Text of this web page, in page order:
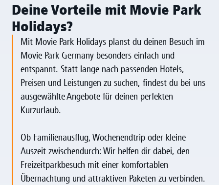
Deine Vorteile mit Movie Park
Holidays?
Mit Movie Park Holidays planst du deinen Besuch im
Movie Park Germany besonders einfach und
entspannt. Statt lange nach passenden Hotels,
Preisen und Leistungen zu suchen, findest du bei uns
ausgewählte Angebote für deinen perfekten
Kurzurlaub.
Ob Familienausflug, Wochenendtrip oder kleine
Auszeit zwischendurch: Wir helfen dir dabei, den
Freizeitparkbesuch mit einer komfortablen
Übernachtung und attraktiven Paketen zu verbinden.